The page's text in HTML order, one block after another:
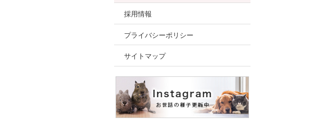
採用情報
プライバシーポリシー
サイトマップ